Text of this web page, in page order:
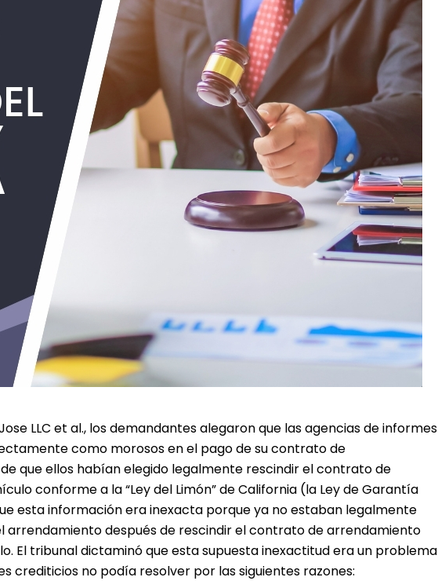
LLC et al., los demandantes alegaron que las agencias de informes
como morosos en el pago de su contrato de
que ellos habían elegido legalmente rescindir el contrato de
conforme a la “Ley del Limón” de California (la Ley de Garantía
esta información era inexacta porque ya no estaban legalmente
arrendamiento después de rescindir el contrato de arrendamiento
El tribunal dictaminó que esta supuesta inexactitud era un problema
crediticios no podía resolver por las siguientes razones: